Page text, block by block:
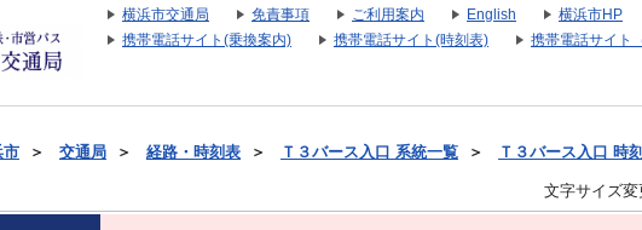
横浜市交通局 免責事項 ご利用案内 English 横浜市HP
携帯電話サイト(乗換案内)
携帯電話サイト(時刻表) 携帯電話サイト
市 ＞ 交通局 ＞ 経路・時刻表 ＞ Ｔ３バース入口 系統一覧 ＞ Ｔ３バース入口 時
文字サイズ変